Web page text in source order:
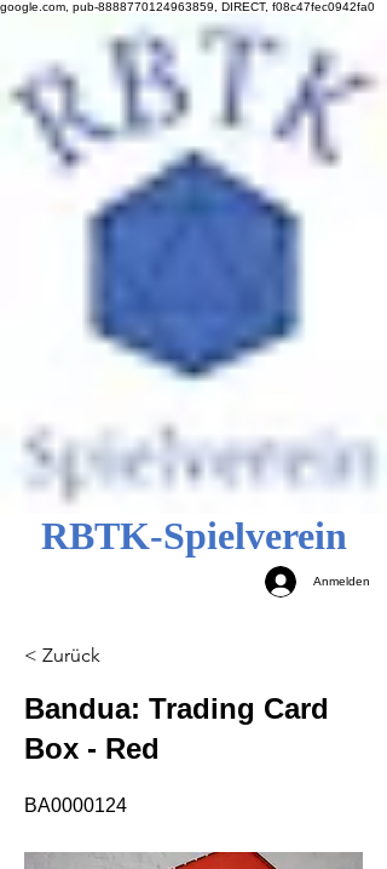
google.com, pub-8888770124963859, DIRECT, f08c47fec0942fa0
RBTK-Spielverein
Anmelden
< Zurück
Bandua: Trading Card
Box - Red
BA0000124